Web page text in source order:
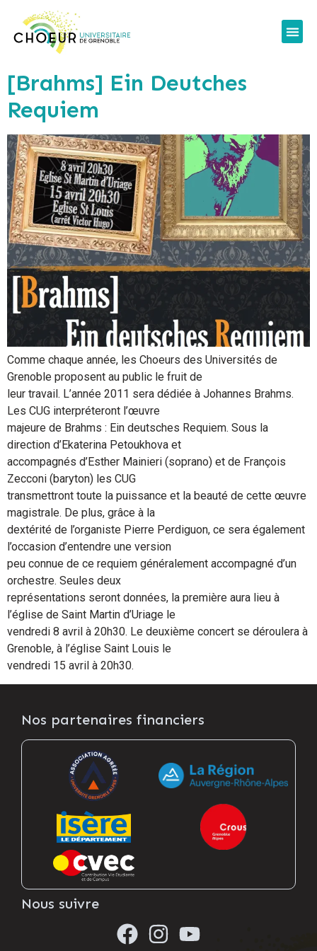
[Brahms] Ein Deutches
Requiem
Comme chaque année, les Choeurs des Universités de
Grenoble proposent au public le fruit de
leur travail. L’année 2011 sera dédiée à Johannes Brahms.
Les CUG interpréteront l’œuvre
majeure de Brahms : Ein deutsches Requiem. Sous la
direction d’Ekaterina Petoukhova et
accompagnés d’Esther Mainieri (soprano) et de François
Zecconi (baryton) les CUG
transmettront toute la puissance et la beauté de cette œuvre
magistrale. De plus, grâce à la
dextérité de l’organiste Pierre Perdiguon, ce sera également
l’occasion d’entendre une version
peu connue de ce requiem généralement accompagné d’un
orchestre. Seules deux
représentations seront données, la première aura lieu à
l’église de Saint Martin d’Uriage le
vendredi 8 avril à 20h30. Le deuxième concert se déroulera à
Grenoble, à l’église Saint Louis le
vendredi 15 avril à 20h30.
Nos partenaires financiers
Nous suivre